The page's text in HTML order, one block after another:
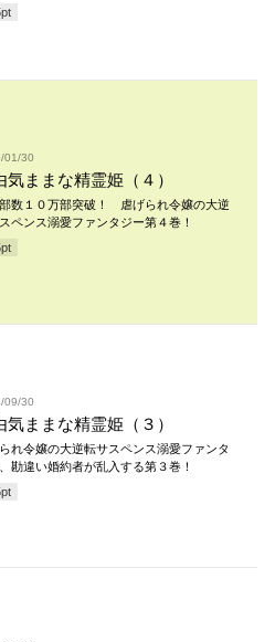
pt
01/30
気ままな精霊姫（４）
数１０万部突破！ 虐げられ令嬢の大逆
ペンス溺愛ファンタジー第４巻！
pt
09/30
気ままな精霊姫（３）
れ令嬢の大逆転サスペンス溺愛ファンタ
勘違い婚約者が乱入する第３巻！
pt